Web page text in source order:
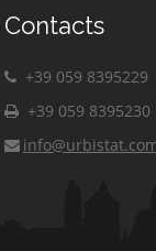
Contacts
+39 059 8395229
+39 059 8395230